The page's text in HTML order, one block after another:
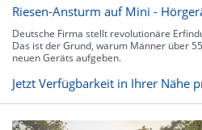
Riesen-Ansturm auf Mini -
Deutsche Firma stellt revolutionäre
Das ist der Grund, warum Männer über
neuen Geräts aufgeben.
Jetzt Verfügbarkeit in Ihrer Nähe